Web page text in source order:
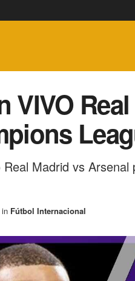
VIVO
Madrid vs
in Fútbol Internacional